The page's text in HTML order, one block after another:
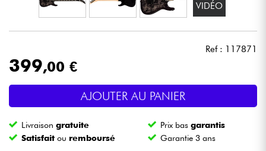
DJ
Eclairage
Batteries & Percu
Vents
VIDÉO
Ref : 117871
399,00 €
AJOUTER AU PANIER
Livraisongratuite Prix basgarantis
Satisfait ou remboursé Garantie 3 ans